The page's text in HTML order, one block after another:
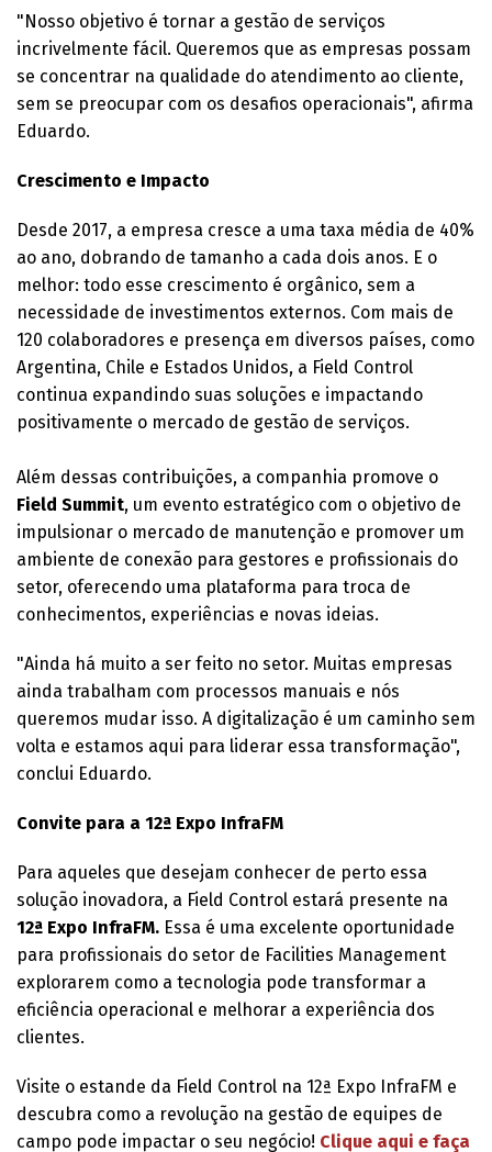
"Nosso objetivo é tornar a gestão de serviços
incrivelmente fácil. Queremos que as empresas possam
se concentrar na qualidade do atendimento ao cliente,
sem se preocupar com os desafios operacionais", afirma
Eduardo.
Crescimento e Impacto
Desde 2017, a empresa cresce a uma taxa média de 40%
ao ano, dobrando de tamanho a cada dois anos. E o
melhor: todo esse crescimento é orgânico, sem a
necessidade de investimentos externos. Com mais de
120 colaboradores e presença em diversos países, como
Argentina, Chile e Estados Unidos, a Field Control
continua expandindo suas soluções e impactando
positivamente o mercado de gestão de serviços.
Além dessas contribuições, a companhia promove o
Field Summit, um evento estratégico com o objetivo de
impulsionar o mercado de manutenção e promover um
ambiente de conexão para gestores e profissionais do
setor, oferecendo uma plataforma para troca de
conhecimentos, experiências e novas ideias.
"Ainda há muito a ser feito no setor. Muitas empresas
ainda trabalham com processos manuais e nós
queremos mudar isso. A digitalização é um caminho sem
volta e estamos aqui para liderar essa transformação",
conclui Eduardo.
Convite para a 12ª Expo InfraFM
Para aqueles que desejam conhecer de perto essa
solução inovadora, a Field Control estará presente na
12ª Expo InfraFM. Essa é uma excelente oportunidade
para profissionais do setor de Facilities Management
explorarem como a tecnologia pode transformar a
eficiência operacional e melhorar a experiência dos
clientes.
Visite o estande da Field Control na 12ª Expo InfraFM e
descubra como a revolução na gestão de equipes de
campo pode impactar o seu negócio! Clique aqui e faça